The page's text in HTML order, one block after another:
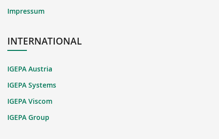
Impressum
INTERNATIONAL
IGEPA Austria
IGEPA Systems
IGEPA Viscom
IGEPA Group